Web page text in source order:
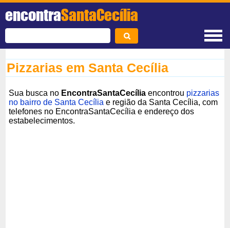
encontraSantaCecília
Pizzarias em Santa Cecília
Sua busca no EncontraSantaCecília encontrou pizzarias
no bairro de Santa Cecília e região da Santa Cecília, com
telefones no EncontraSantaCecília e endereço dos
estabelecimentos.